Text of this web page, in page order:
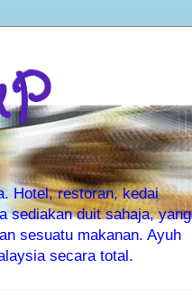
Hotel, restoran, kedai
sediakan duit sahaja, yang
sesuatu makanan. Ayuh
secara total.